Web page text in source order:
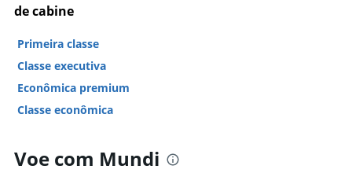
de cabine
Primeira classe
Classe executiva
Econômica premium
Classe econômica
Voe com Mundi